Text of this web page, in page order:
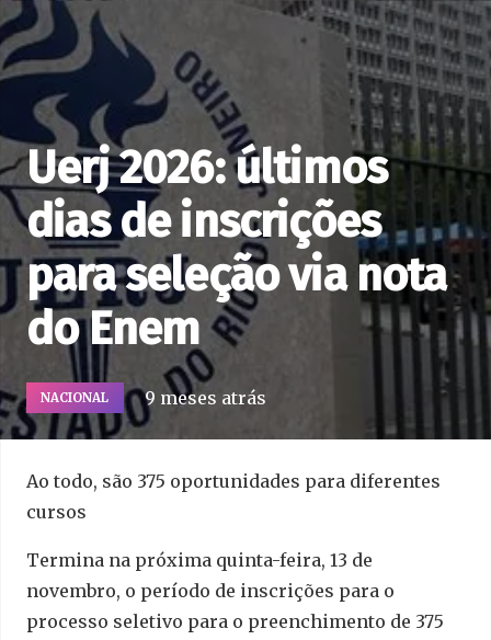
Uerj 2026: últimos
dias de inscrições
para seleção via nota
do Enem
NACIONAL 9 meses atrás
Ao todo, são 375 oportunidades para diferentes
cursos
Termina na próxima quinta-feira, 13 de
novembro, o período de inscrições para o
processo seletivo para o preenchimento de 375